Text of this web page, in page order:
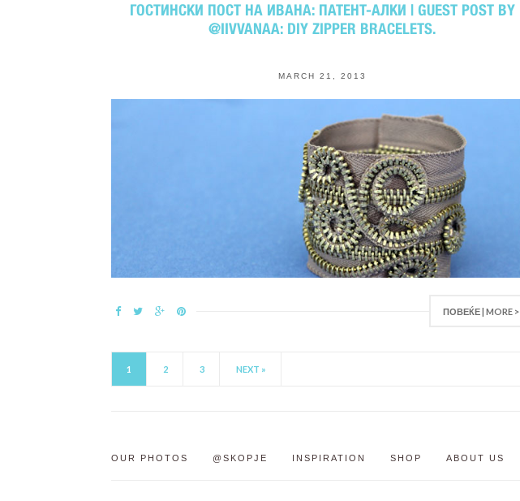
ГОСТИНСКИ ПОСТ НА ИВАНА: ПАТЕНТ-АЛКИ | GUEST POST BY
@IIVVANAA: DIY ZIPPER BRACELETS.
MARCH 21, 2013
ПОВЕЌЕ | MORE >
1 2 3 NEXT »
OUR PHOTOS @SKOPJE INSPIRATION SHOP ABOUT US